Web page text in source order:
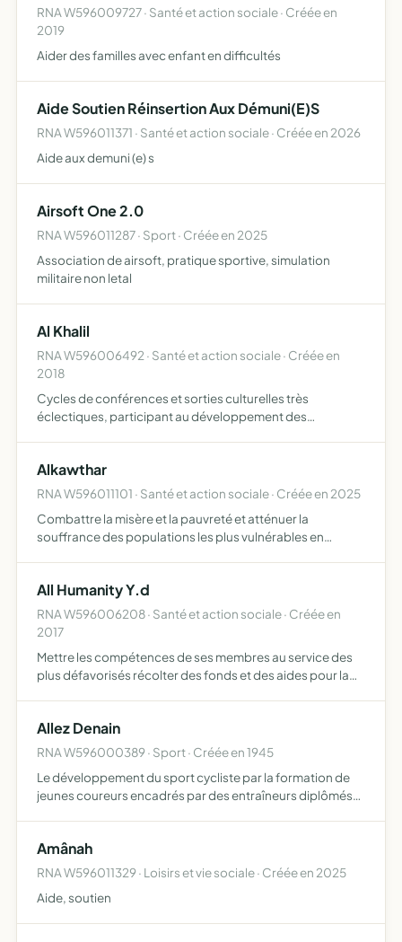
RNA W596009727 · Santé et action sociale · Créée en
2019
Aider des familles avec enfant en difficultés
Aide Soutien Réinsertion Aux Démuni(E)S
RNA W596011371 · Santé et action sociale · Créée en 2026
Aide aux demuni (e) s
Airsoft One 2.0
RNA W596011287 · Sport · Créée en 2025
Association de airsoft, pratique sportive, simulation
militaire non letal
Al Khalil
RNA W596006492 · Santé et action sociale · Créée en
2018
Cycles de conférences et sorties culturelles très
éclectiques, participant au développement des
démarches administratives a…
Alkawthar
RNA W596011101 · Santé et action sociale · Créée en 2025
Combattre la misère et la pauvreté et atténuer la
souffrance des populations les plus vulnérables en
récolter des …
All Humanity Y.d
RNA W596006208 · Santé et action sociale · Créée en
2017
Mettre les compétences de ses membres au service des
plus défavorisés récolter des fonds et des aides pour la
Allez Denain
RNA W596000389 · Sport · Créée en 1945
Le développement du sport cycliste par la formation de
jeunes coureurs encadrés par des entraîneurs diplômés
Amânah
RNA W596011329 · Loisirs et vie sociale · Créée en 2025
Aide, soutien